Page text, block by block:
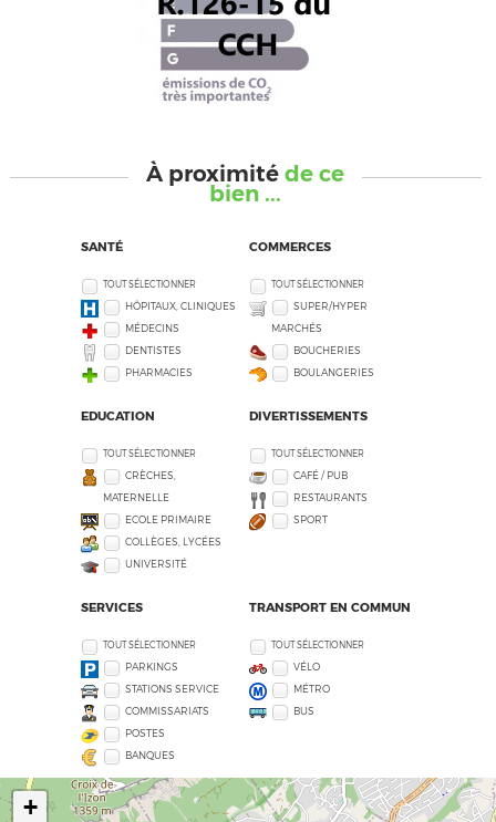
À proximitéde ce
bien ...
SANTÉ
TOUT SÉLECTIONNER
HÔPITAUX, CLINIQUES
MÉDECINS
DENTISTES
PHARMACIES
COMMERCES
TOUT SÉLECTIONNER
SUPER/HYPER
MARCHÉS
BOUCHERIES
BOULANGERIES
EDUCATION
TOUT SÉLECTIONNER
CRÈCHES,
MATERNELLE
ECOLE PRIMAIRE
COLLÈGES, LYCÉES
UNIVERSITÉ
DIVERTISSEMENTS
TOUT SÉLECTIONNER
CAFÉ / PUB
RESTAURANTS
SPORT
SERVICES
TOUT SÉLECTIONNER
PARKINGS
STATIONS SERVICE
COMMISSARIATS
POSTES
BANQUES
TRANSPORT EN COMMUN
TOUT SÉLECTIONNER
VÉLO
MÉTRO
BUS
+